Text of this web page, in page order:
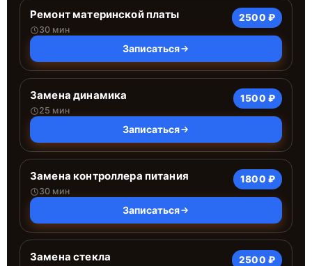
Ремонт материнской платы
30 мин
2500 ₽
Записаться
Замена динамика
25 мин
1500 ₽
Записаться
Замена контроллера питания
30 мин
1800 ₽
Записаться
Замена стекла 2500 ₽